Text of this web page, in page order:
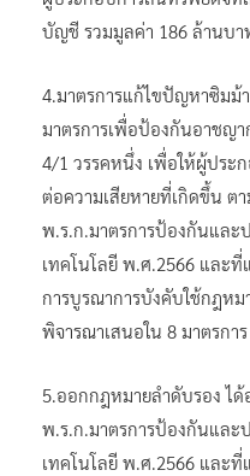
บัญชี รวมมูลค่า 186 ล้านบา
4.มาตรการแก้ไขปัญหาซิม
มาตรการเพื่อป้องกันอาชญา
4/1 วรรคหนึ่ง เพื่อให้ผู้ประ
ต่อความเสียหายที่เกิดขึ้น ต
พ.ร.ก.มาตรการป้องกันและ
เทคโนโลยี พ.ศ.2566 และ
การบูรณาการบังคับใช้กฎหม
พิจารณาเสนอใน 8 มาตรการ
5.ออกกฎหมายลำดับรอง ไ
พ.ร.ก.มาตรการป้องกันและ
เทคโนโลยี พ.ศ.2566 และที่